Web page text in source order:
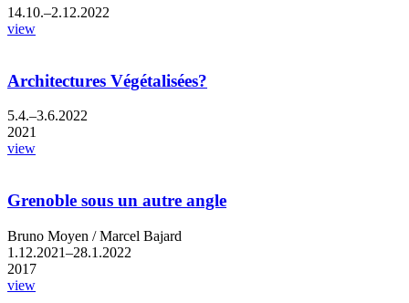
14.10.–2.12.2022
view
Architectures Végétalisées?
5.4.–3.6.2022
2021
view
Grenoble sous un autre angle
Bruno Moyen / Marcel Bajard
1.12.2021–28.1.2022
2017
view